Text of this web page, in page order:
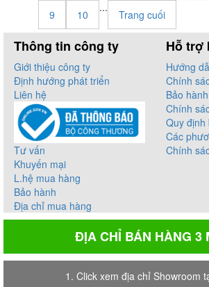
9 10
...
Trang cuối
Thông tin công ty
Giới thiệu công ty
Định hướng phát triển
Liên hệ
Tư vấn
Khuyến mại
L.hệ mua hàng
Bảo hành
Địa chỉ mua hàng
Hỗ trợ
Hướng
Chính
Bảo
Chính
Quy định
Các
Chính
ĐỊA CHỈ BÁN HÀNG 3
1. Click xem địa chỉ Showroom